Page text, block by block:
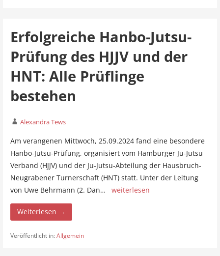
Erfolgreiche Hanbo-Jutsu-
Prüfung des HJJV und der
HNT: Alle Prüflinge
bestehen
Alexandra Tews
Am verangenen Mittwoch, 25.09.2024 fand eine besondere
Hanbo-Jutsu-Prüfung, organisiert vom Hamburger Ju-Jutsu
Verband (HJJV) und der Ju-Jutsu-Abteilung der Hausbruch-
Neugrabener Turnerschaft (HNT) statt. Unter der Leitung
von Uwe Behrmann (2. Dan… weiterlesen
Weiterlesen →
Veröffentlicht in:Allgemein